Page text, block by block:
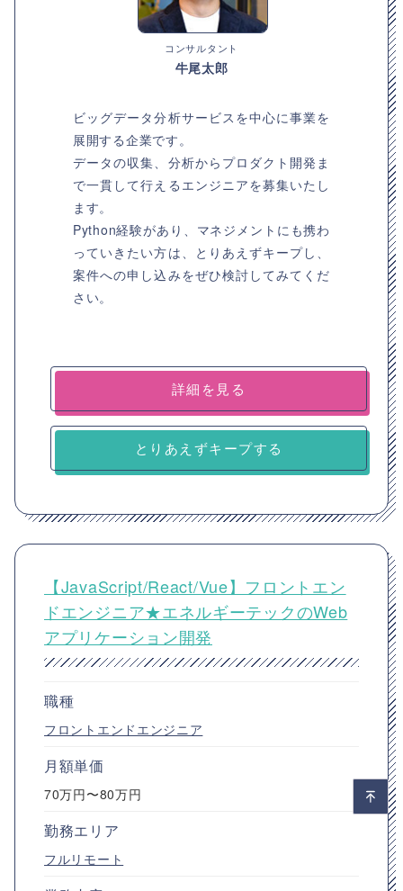
コンサルタント
牛尾太郎
ビッグデータ分析サービスを中心に事業を
展開する企業です。
データの収集、分析からプロダクト開発ま
で一貫して行えるエンジニアを募集いたし
ます。
Python経験があり、マネジメントにも携わ
っていきたい方は、とりあえずキープし、
案件への申し込みをぜひ検討してみてくだ
さい。
詳細を見る
とりあえずキープする
【JavaScript/React/Vue】フロントエン
ドエンジニア★エネルギーテックのWeb
アプリケーション開発
職種
フロントエンドエンジニア
月額単価
70万円〜80万円
勤務エリア
フルリモート